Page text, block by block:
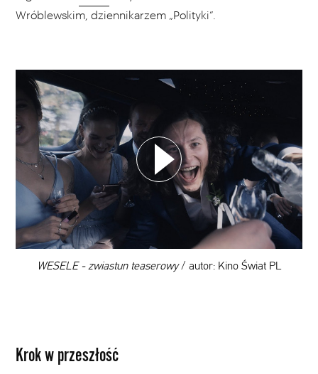
Wróblewskim, dziennikarzem „Polityki”.
00:00
WESELE - zwiastun teaserowy/ autor: Kino Świat PL
WYBIERZ SWOJĄ PLAYLISTĘ
DODAJ TEN FILM DO PLAYLISTY
Krok w przeszłość